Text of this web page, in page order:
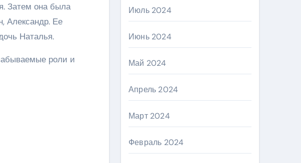
Затем она была
Александр. Ее
Наталья.
роли и
Июль 2024
Июнь 2024
Май 2024
Апрель 2024
Март 2024
Февраль 2024